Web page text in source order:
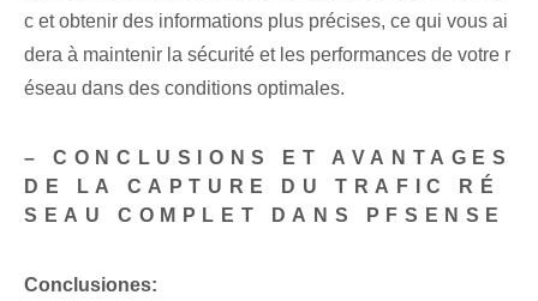
c et obtenir des informations plus précises, ce qui vous ai
dera à maintenir la sécurité et les performances de votre r
éseau dans des conditions optimales.
– CONCLUSIONS ET AVANTAGES
DE LA CAPTURE DU TRAFIC RÉ
SEAU COMPLET DANS PFSENSE
Conclusiones: